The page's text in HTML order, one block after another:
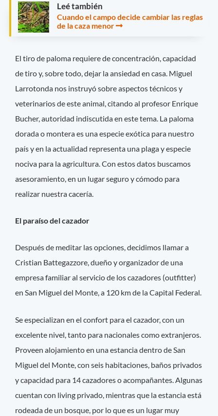
Leé también
Cuando el campo decide cambiar las reglas
de la caza menor
El tiro de paloma requiere de concentración, capacidad
de tiro y, sobre todo, dejar la ansiedad en casa. Miguel
Larrotonda nos instruyó sobre aspectos técnicos y
veterinarios de este animal, citando al profesor Enrique
Bucher, autoridad indiscutida en este tema. La paloma
dorada o montera es una especie exótica para nuestro
país y en la actualidad representa una plaga y especie
nociva para la agricultura. Con estos datos buscamos
asesoramiento, en un lugar seguro y cómodo para
realizar nuestra cacería.
El paraíso del cazador
Después de meditar las opciones, decidimos llamar a
Cristian Battegazzore, dueño y organizador de una
empresa familiar al servicio de los cazadores (outfitter)
en San Miguel del Monte, a 120 km de la Capital Federal.
Se especializan en el confort para el cazador, con un
excelente nivel, tanto para nacionales como extranjeros.
Proveen alojamiento en una estancia dentro de San
Miguel del Monte, con seis habitaciones, baños privados
y capacidad para 14 cazadores o acompañantes. Algunas
cuentan con living privado, mientras que la estancia está
rodeada de un bosque, por lo que es un lugar muy